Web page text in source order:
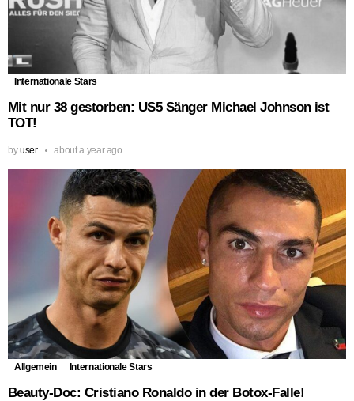
Internationale Stars
Mit nur 38 gestorben: US5 Sänger Michael Johnson ist
TOT!
byuser about a year ago
Allgemein Internationale Stars
Beauty-Doc: Cristiano Ronaldo in der Botox-Falle!